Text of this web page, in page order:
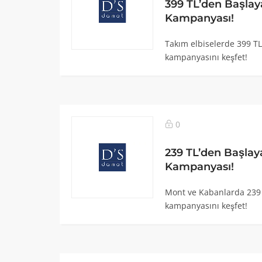
399 TL’den
Kampanyası!
Takım elbiselerde 399
kampanyasını keşfet!
0
239 TL’den
Kampanyası!
Mont ve Kabanlarda
kampanyasını keşfet!